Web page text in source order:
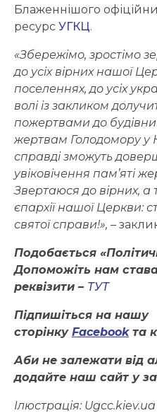
Блаженнішого
ресурс УГКЦ.
«Збережімо, зростімо
до усіх вірних нашої
поселеннях, до усіх
волі із закликом
пожертвами до
жертвам Голодомору у
справді зможуть
увіковічення пам’яті
Звертаюся до вірних, а
єпархії нашої Церкви:
святої справи!», –
Подобається
Допоможіть нам
реквізити – ТУТ
Підпишіться на нашу
сторінку Facebookта
Аби не залежати від
додайте наш сайт у
Ілюстрація: Ugcc.kiev.ua